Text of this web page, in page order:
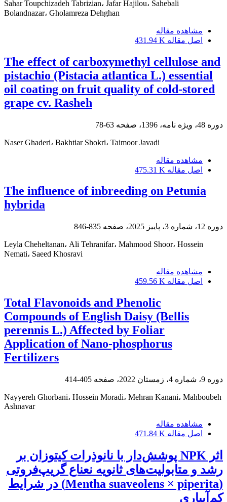
Sahar Toupchizadeh Tabrizian، Jafar Hajilou، Sahebali
Bolandnazar، Gholamreza Dehghan
مشاهده مقاله
اصل مقاله 431.94 K
The effect of carboxymethyl cellulose and
pistachio (Pistacia atlantica L.) essential
oil coating on fruit quality of cold-stored
grape cv. Rasheh
دوره 48، ویژه نامه، 1396، صفحه 63-78
Naser Ghaderi، Bakhtiar Shokri، Taimoor Javadi
مشاهده مقاله
اصل مقاله 475.31 K
The influence of inbreeding on Petunia
hybrida
دوره 12، شماره 3، پاییز 2025، صفحه 835-846
Leyla Cheheltanan، Ali Tehranifar، Mahmood Shoor، Hossein
Nemati، Saeed Khosravi
مشاهده مقاله
اصل مقاله 459.56 K
Total Flavonoids and Phenolic
Compounds of English Daisy (Bellis
perennis L.) Affected by Foliar
Application of Nano-phosphorus
Fertilizers
دوره 9، شماره 4، زمستان 2022، صفحه 405-414
Nayyereh Ghorbani، Hossein Moradi، Mehran Kanani، Mahboubeh
Ashnavar
مشاهده مقاله
اصل مقاله 471.84 K
اثر NPK پوشش‌دار با نانوذرات کیتوزان بر
رشد و متابولیت‌های ثانویه نعناع گریپ‌فروتی
(Mentha suaveolens × piperita) در شرایط
کم‌آبیاری